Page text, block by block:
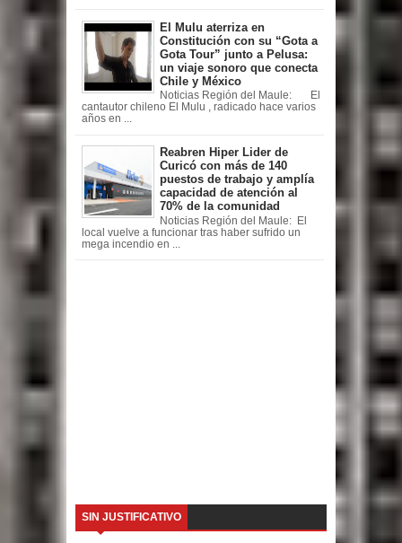
El Mulu aterriza en
Constitución con su “Gota a
Gota Tour” junto a Pelusa:
un viaje sonoro que conecta
Chile y México
Noticias Región del Maule: El
cantautor chileno El Mulu , radicado hace varios
años en ...
Reabren Hiper Lider de
Curicó con más de 140
puestos de trabajo y amplía
capacidad de atención al
70% de la comunidad
Noticias Región del Maule: El
local vuelve a funcionar tras haber sufrido un
mega incendio en ...
SIN JUSTIFICATIVO